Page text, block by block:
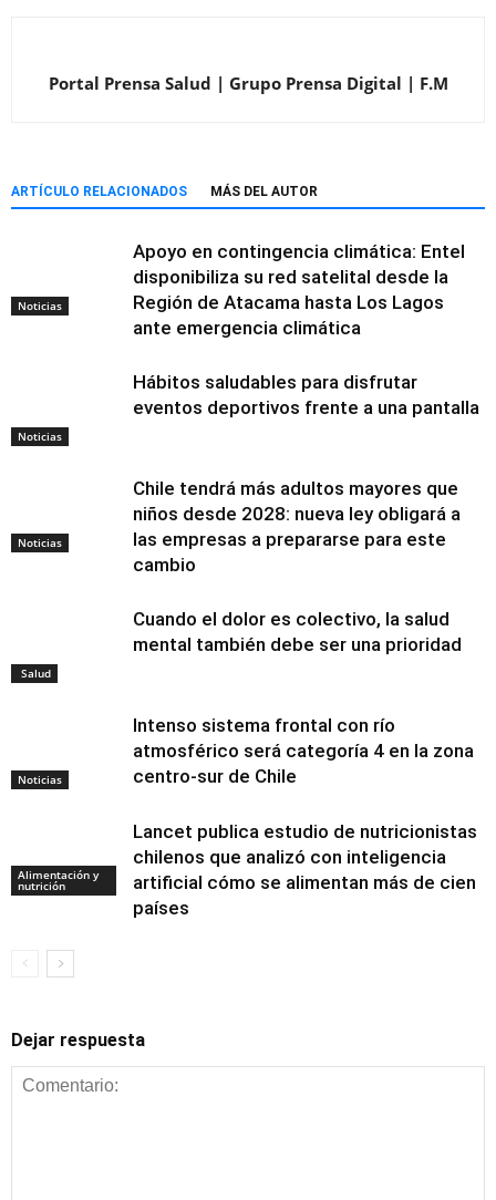
Portal Prensa Salud | Grupo Prensa Digital | F.M
ARTÍCULO RELACIONADOS MÁS DEL AUTOR
Noticias
Apoyo en contingencia climática: Entel
disponibiliza su red satelital desde la
Región de Atacama hasta Los Lagos
ante emergencia climática
Noticias
Hábitos saludables para disfrutar
eventos deportivos frente a una pantalla
Noticias
Chile tendrá más adultos mayores que
niños desde 2028: nueva ley obligará a
las empresas a prepararse para este
cambio
Salud
Cuando el dolor es colectivo, la salud
mental también debe ser una prioridad
Noticias
Intenso sistema frontal con río
atmosférico será categoría 4 en la zona
centro-sur de Chile
Alimentación y
nutrición
Lancet publica estudio de nutricionistas
chilenos que analizó con inteligencia
artificial cómo se alimentan más de cien
países
Dejar respuesta